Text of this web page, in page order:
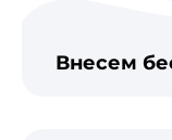
Внесем